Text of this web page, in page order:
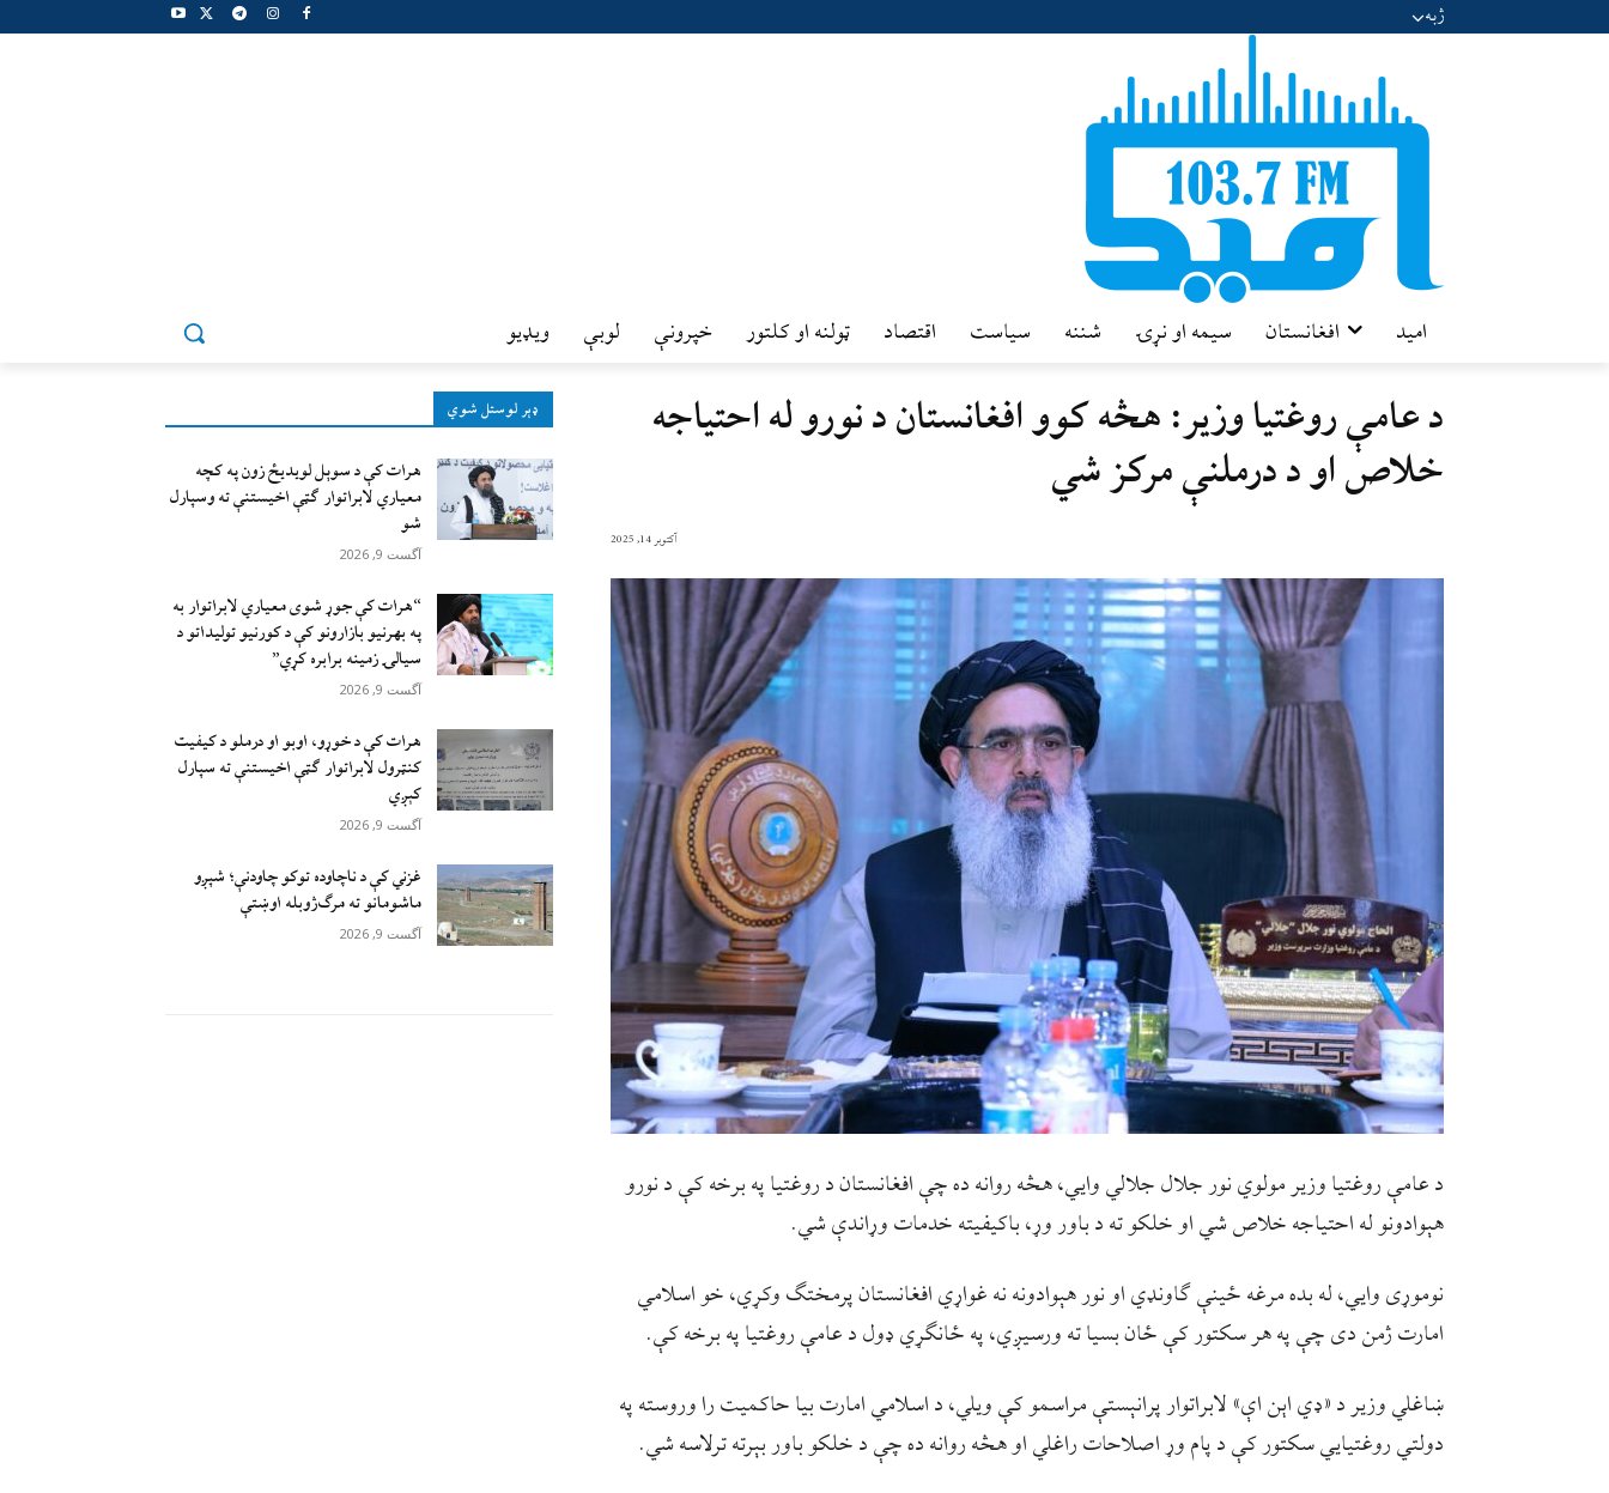
ژبه
امید افغانستان سیمه او نړۍ شننه سیاست اقتصاد ټولنه او کلتور خپرونې لوبې ويډيو
ډېر لوستل شوي
هرات کې د سوېل ‌لویدیځ زون په کچه
معیاري لابراتوار ګټې اخیستنې ته وسپارل
شو
آگست 9, 2026
“هرات کې جوړ شوی معیاري لابراتوار به
په بهرنیو بازارونو کې د کورنیو تولیداتو د
سیالۍ زمینه برابره کړي”
آگست 9, 2026
هرات کې د خوړو، اوبو او درملو د کیفیت
کنټرول لابراتوار ګټې اخيستنې ته سپارل
کېږي
آگست 9, 2026
غزني کې د ناچاوده توکو چاودنې؛ شپږو
ماشومانو ته مرګ‌ژوبله اوښتې
آگست 9, 2026
د عامې روغتیا وزیر: هڅه کوو افغانستان د نورو له احتیاجه
خلاص او د درملنې مرکز شي
آکتوبر 14, 2025
د عامې روغتیا وزیر مولوي نور جلال جلالي وایي، هڅه روانه ده چې افغانستان د روغتیا په برخه کې د نورو
هېوادونو له احتیاجه خلاص شي او خلکو ته د باور وړ، باکیفیته خدمات وړاندې شي.
نوموړی وایي، له بده مرغه ځینې ګاونډي او نور هېوادونه نه غواړي افغانستان پرمختګ وکړي، خو اسلامي
امارت ژمن دی چې په هر سکتور کې ځان بسیا ته ورسیږي، په ځانګړي ډول د عامې روغتیا په برخه کې.
ښاغلي وزیر د «ډي اېن اې» لابراتوار پرانېستې مراسمو کې ویلي، د اسلامي امارت بیا حاکمیت را وروسته په
دولتي روغتیايي سکتور کې د پام وړ اصلاحات راغلي او هڅه روانه ده چې د خلکو باور بېرته ترلاسه شي.